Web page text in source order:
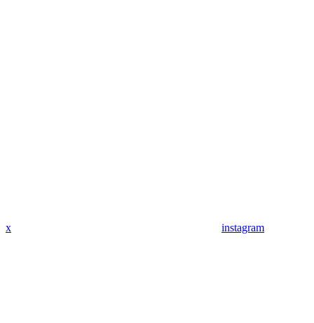
x instagram